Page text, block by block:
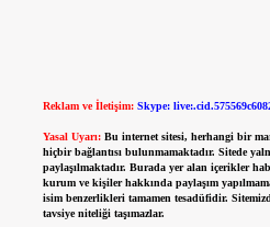
Reklam ve İletişim: Skype:
Yasal Uyarı: Bu internet sitesi, herhangi bir
hiçbir bağlantısı bulunmamaktadır. Sitede
paylaşılmaktadır. Burada yer alan içerikler
kurum ve kişiler hakkında paylaşım
isim benzerlikleri tamamen tesadüfidir.
tavsiye niteliği taşımazlar.